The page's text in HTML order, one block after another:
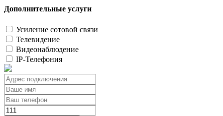
Дополнительные услуги
Усиление сотовой связи
Телевидение
Видеонаблюдение
IP-Телефония